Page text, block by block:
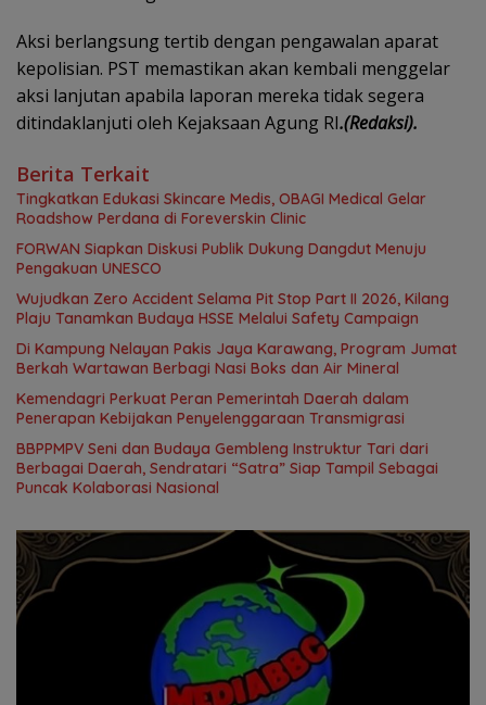
Aksi berlangsung tertib dengan pengawalan aparat
kepolisian. PST memastikan akan kembali menggelar
aksi lanjutan apabila laporan mereka tidak segera
ditindaklanjuti oleh Kejaksaan Agung RI.(Redaksi).
Berita Terkait
Tingkatkan Edukasi Skincare Medis, OBAGI Medical Gelar
Roadshow Perdana di Foreverskin Clinic
FORWAN Siapkan Diskusi Publik Dukung Dangdut Menuju
Pengakuan UNESCO
Wujudkan Zero Accident Selama Pit Stop Part II 2026, Kilang
Plaju Tanamkan Budaya HSSE Melalui Safety Campaign
Di Kampung Nelayan Pakis Jaya Karawang, Program Jumat
Berkah Wartawan Berbagi Nasi Boks dan Air Mineral
Kemendagri Perkuat Peran Pemerintah Daerah dalam
Penerapan Kebijakan Penyelenggaraan Transmigrasi
BBPPMPV Seni dan Budaya Gembleng Instruktur Tari dari
Berbagai Daerah, Sendratari “Satra” Siap Tampil Sebagai
Puncak Kolaborasi Nasional